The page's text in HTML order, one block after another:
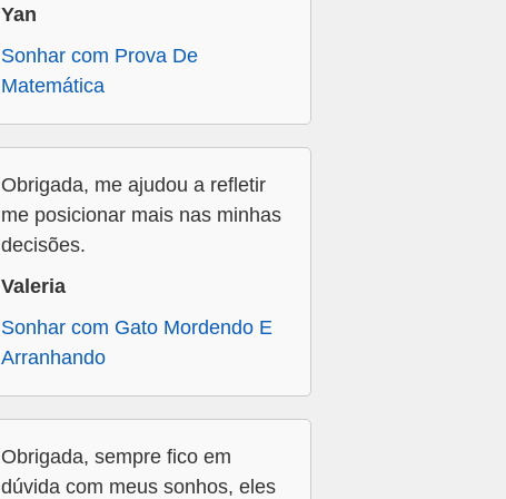
Yan
Sonhar com Prova De
Matemática
Obrigada, me ajudou a refletir
me posicionar mais nas minhas
decisões.
Valeria
Sonhar com Gato Mordendo E
Arranhando
Obrigada, sempre fico em
dúvida com meus sonhos, eles